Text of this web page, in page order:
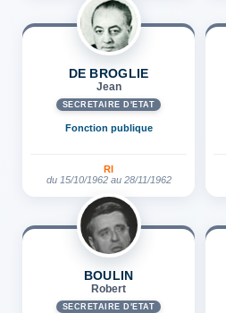
DE BROGLIE
Jean
SECRÉTAIRE D'ETAT
Fonction publique
RI
du 15/10/1962 au 28/11/1962
BOULIN
Robert
SECRÉTAIRE D'ETAT